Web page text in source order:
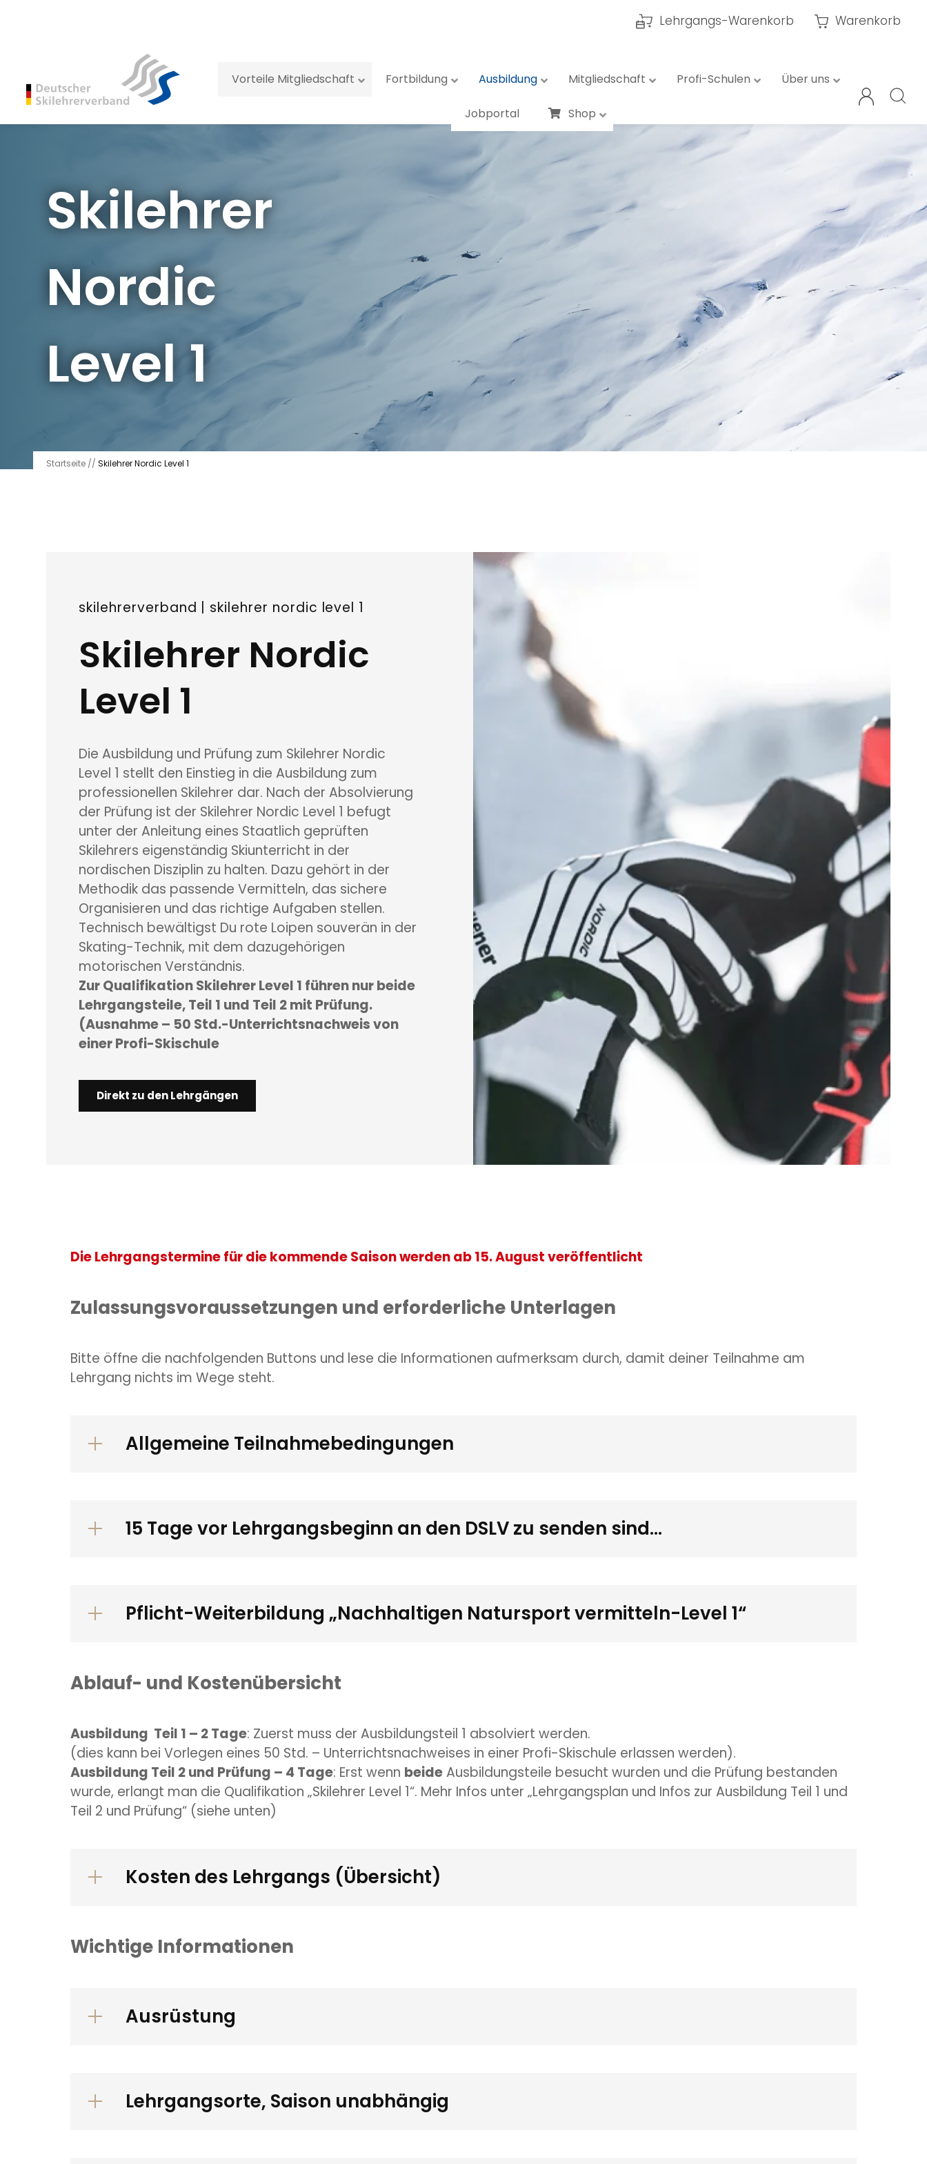
Lehrgangs-Warenkorb Warenkorb
Vorteile Mitgliedschaft Fortbildung Ausbildung Mitgliedschaft Profi-Schulen Über uns
Jobportal Shop
Skilehrer
Nordic
Level 1
Startseite // Skilehrer Nordic Level 1
skilehrerverband | skilehrer nordic level 1
Skilehrer Nordic
Level 1
Die Ausbildung und Prüfung zum Skilehrer Nordic
Level 1 stellt den Einstieg in die Ausbildung zum
professionellen Skilehrer dar. Nach der Absolvierung
der Prüfung ist der Skilehrer Nordic Level 1 befugt
unter der Anleitung eines Staatlich geprüften
Skilehrers eigenständig Skiunterricht in der
nordischen Disziplin zu halten. Dazu gehört in der
Methodik das passende Vermitteln, das sichere
Organisieren und das richtige Aufgaben stellen.
Technisch bewältigst Du rote Loipen souverän in der
Skating-Technik, mit dem dazugehörigen
motorischen Verständnis.
Zur Qualifikation Skilehrer Level 1 führen nur beide
Lehrgangsteile, Teil 1 und Teil 2 mit Prüfung.
(Ausnahme – 50 Std.-Unterrichtsnachweis von
einer Profi-Skischule
Direkt zu den Lehrgängen
Die Lehrgangstermine für die kommende Saison werden ab 15. August veröffentlicht
Zulassungsvoraussetzungen und erforderliche Unterlagen
Bitte öffne die nachfolgenden Buttons und lese die Informationen aufmerksam durch, damit deiner Teilnahme am
Lehrgang nichts im Wege steht.
Allgemeine Teilnahmebedingungen
15 Tage vor Lehrgangsbeginn an den DSLV zu senden sind…
Pflicht-Weiterbildung „Nachhaltigen Natursport vermitteln-Level 1“
Ablauf- und Kostenübersicht
Ausbildung Teil 1 – 2 Tage: Zuerst muss der Ausbildungsteil 1 absolviert werden.
(dies kann bei Vorlegen eines 50 Std. – Unterrichtsnachweises in einer Profi-Skischule erlassen werden).
Ausbildung Teil 2 und Prüfung – 4 Tage: Erst wenn beideAusbildungsteile besucht wurden und die Prüfung bestanden
wurde, erlangt man die Qualifikation „Skilehrer Level 1“. Mehr Infos unter „Lehrgangsplan und Infos zur Ausbildung Teil 1 und
Teil 2 und Prüfung“ (siehe unten)
Kosten des Lehrgangs (Übersicht)
Wichtige Informationen
Ausrüstung
Lehrgangsorte, Saison unabhängig